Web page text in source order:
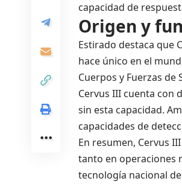
capacidad de
Origen y
Estirado destaca que
hace único en el
Cuerpos y Fuerzas de
Cervus III cuenta con
sin esta capacidad.
capacidades de
En resumen, Cervus
tanto en operaciones
tecnología nacional